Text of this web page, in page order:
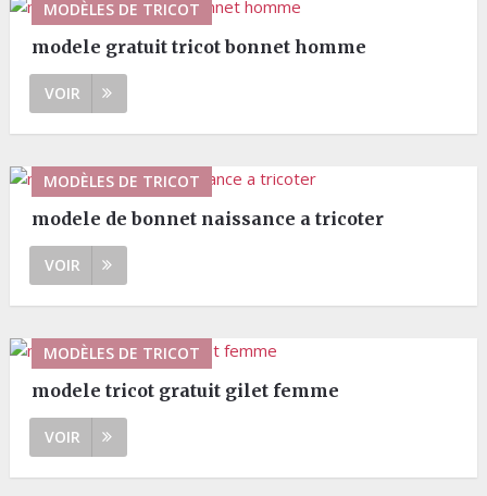
MODÈLES DE TRICOT
modele gratuit tricot bonnet homme
VOIR
MODÈLES DE TRICOT
modele de bonnet naissance a tricoter
VOIR
MODÈLES DE TRICOT
modele tricot gratuit gilet femme
VOIR